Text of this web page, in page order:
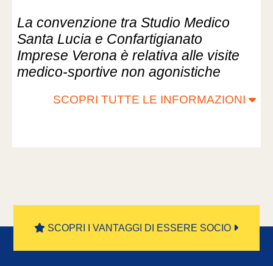
La convenzione tra Studio Medico
Santa Lucia e Confartigianato
Imprese Verona è relativa alle visite
medico-sportive non agonistiche
SCOPRI TUTTE LE INFORMAZIONI
SCOPRI I VANTAGGI DI ESSERE SOCIO